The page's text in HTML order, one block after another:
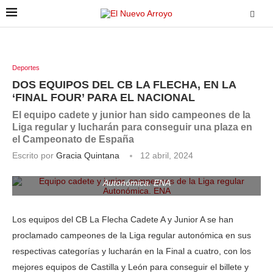
Deportes
DOS EQUIPOS DEL CB LA FLECHA, EN LA
‘FINAL FOUR’ PARA EL NACIONAL
El equipo cadete y junior han sido campeones de la
Liga regular y lucharán para conseguir una plaza en
el Campeonato de España
Escrito por Gracia Quintana
12 abril, 2024
Autonómica. ENA
Los equipos del CB La Flecha Cadete A y Junior A se han
proclamado campeones de la Liga regular autonómica en sus
respectivas categorías y lucharán en la Final a cuatro, con los
mejores equipos de Castilla y León para conseguir el billete y